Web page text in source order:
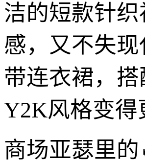
洁的短款针
感，又不失
带连衣裙，
Y2K风格变得
商场亚瑟里